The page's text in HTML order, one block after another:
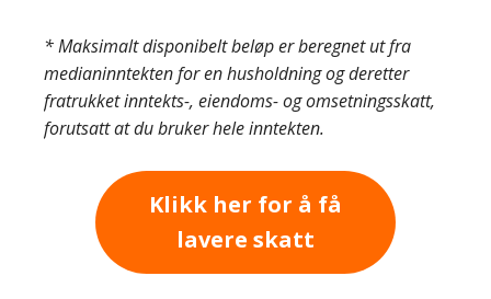
* Maksimalt disponibelt beløp er beregnet ut fra
medianinntekten for en husholdning og deretter
fratrukket inntekts-, eiendoms- og omsetningsskatt,
forutsatt at du bruker hele inntekten.
Klikk her for å få
lavere skatt